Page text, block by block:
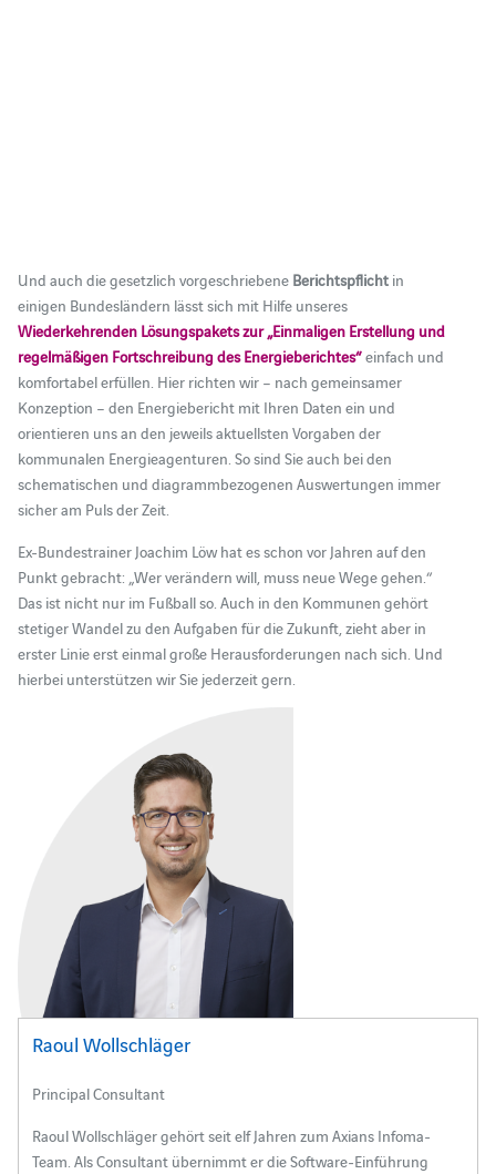
Und auch die gesetzlich vorgeschriebene Berichtspflichtin
einigen Bundesländern lässt sich mit Hilfe unseres
Wiederkehrenden Lösungspakets zur „Einmaligen Erstellung und
regelmäßigen Fortschreibung des Energieberichtes“einfach und
komfortabel erfüllen. Hier richten wir – nach gemeinsamer
Konzeption – den Energiebericht mit Ihren Daten ein und
orientieren uns an den jeweils aktuellsten Vorgaben der
kommunalen Energieagenturen. So sind Sie auch bei den
schematischen und diagrammbezogenen Auswertungen immer
sicher am Puls der Zeit.
Ex-Bundestrainer Joachim Löw hat es schon vor Jahren auf den
Punkt gebracht: „Wer verändern will, muss neue Wege gehen.“
Das ist nicht nur im Fußball so. Auch in den Kommunen gehört
stetiger Wandel zu den Aufgaben für die Zukunft, zieht aber in
erster Linie erst einmal große Herausforderungen nach sich. Und
hierbei unterstützen wir Sie jederzeit gern.
Raoul Wollschläger
Principal Consultant
Raoul Wollschläger gehört seit elf Jahren zum Axians Infoma-
Team. Als Consultant übernimmt er die Software-Einführung